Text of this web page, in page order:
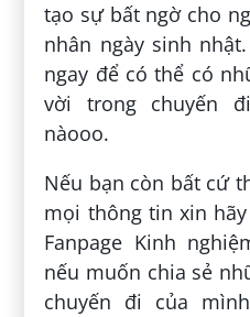
tạo sự bất ngờ cho
nhân ngày sinh
ngay để có thể có
vời trong chuyến
nàooo.
Nếu bạn còn bất cứ
mọi thông tin xin
Fanpage Kinh
nếu muốn chia sẻ
chuyến đi của